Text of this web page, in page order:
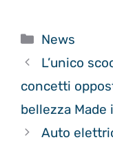
Categorie
News
L’unico
concetti
bellezza Made
Auto